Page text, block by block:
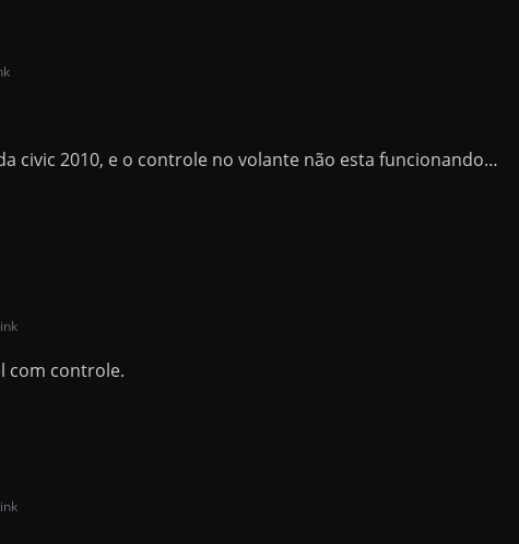
civic 2010, e o controle no volante não esta funcionando…
com controle.